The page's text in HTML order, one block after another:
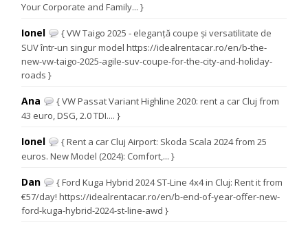
Your Corporate and Family... }
Ionel
{ VW Taigo 2025 - eleganță coupe și versatilitate de
SUV într-un singur model https://idealrentacar.ro/en/b-the-
new-vw-taigo-2025-agile-suv-coupe-for-the-city-and-holiday-
roads }
Ana
{ VW Passat Variant Highline 2020: rent a car Cluj from
43 euro, DSG, 2.0 TDI.... }
Ionel
{ Rent a car Cluj Airport: Skoda Scala 2024 from 25
euros. New Model (2024): Comfort,... }
Dan
{ Ford Kuga Hybrid 2024 ST-Line 4x4 in Cluj: Rent it from
€57/day! https://idealrentacar.ro/en/b-end-of-year-offer-new-
ford-kuga-hybrid-2024-st-line-awd }